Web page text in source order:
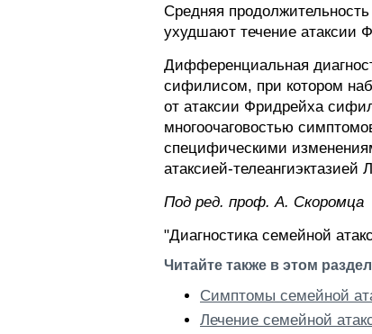
Средняя
ухудшают течение атаксии
Дифференциальная
сифилисом, при котором
от атаксии Фридрейха
многоочаговостью
специфическими
атаксией-
Пoд peд. проф. А. Скоромца
"Диагностика семейной
Читайте также в этом
Симптомы семейной
Лечение семейной